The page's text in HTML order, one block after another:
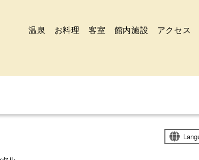
温泉 お料理 客室 館内施設 アクセス